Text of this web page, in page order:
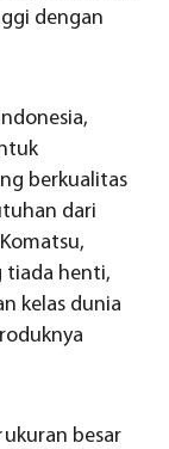
dengan
berkualitas
dari
tiada henti,
kelas dunia
ukuran besar